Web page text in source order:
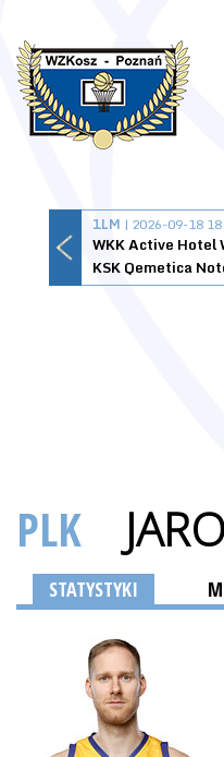
1LM | 2026-09-18
WKK Active Hotel
PLK
STATYSTYKI